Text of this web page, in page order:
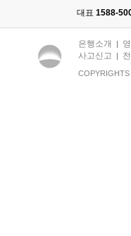
대표 1588-
은행소개 |
사고신고 |
COPYRIGHTS